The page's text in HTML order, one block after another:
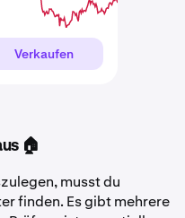
Verkaufen
🏠
musst du
finden. Es gibt mehrere